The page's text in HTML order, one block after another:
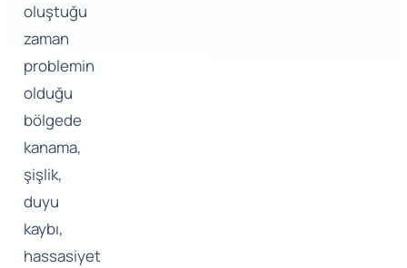
oluştuğu
zaman
problemin
olduğu
bölgede
kanama,
şişlik,
duyu
kaybı,
hassasiyet